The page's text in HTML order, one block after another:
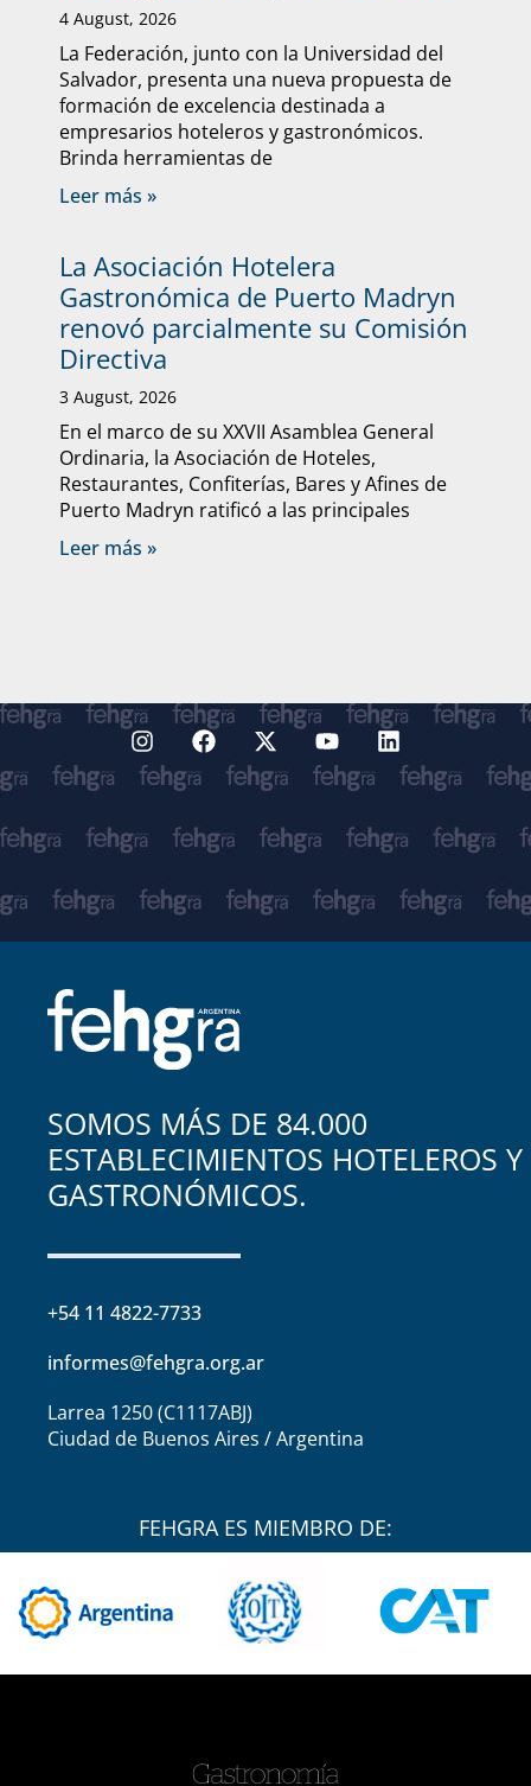
4 August, 2026
La Federación, junto con la Universidad del
Salvador, presenta una nueva propuesta de
formación de excelencia destinada a
empresarios hoteleros y gastronómicos.
Brinda herramientas de
Leer más »
La Asociación Hotelera
Gastronómica de Puerto Madryn
renovó parcialmente su Comisión
Directiva
3 August, 2026
En el marco de su XXVII Asamblea General
Ordinaria, la Asociación de Hoteles,
Restaurantes, Confiterías, Bares y Afines de
Puerto Madryn ratificó a las principales
Leer más »
SOMOS MÁS DE 84.000
ESTABLECIMIENTOS HOTELEROS Y
GASTRONÓMICOS.
+54 11 4822-7733
informes@fehgra.org.ar
Larrea 1250 (C1117ABJ)
Ciudad de Buenos Aires / Argentina
FEHGRA ES MIEMBRO DE: